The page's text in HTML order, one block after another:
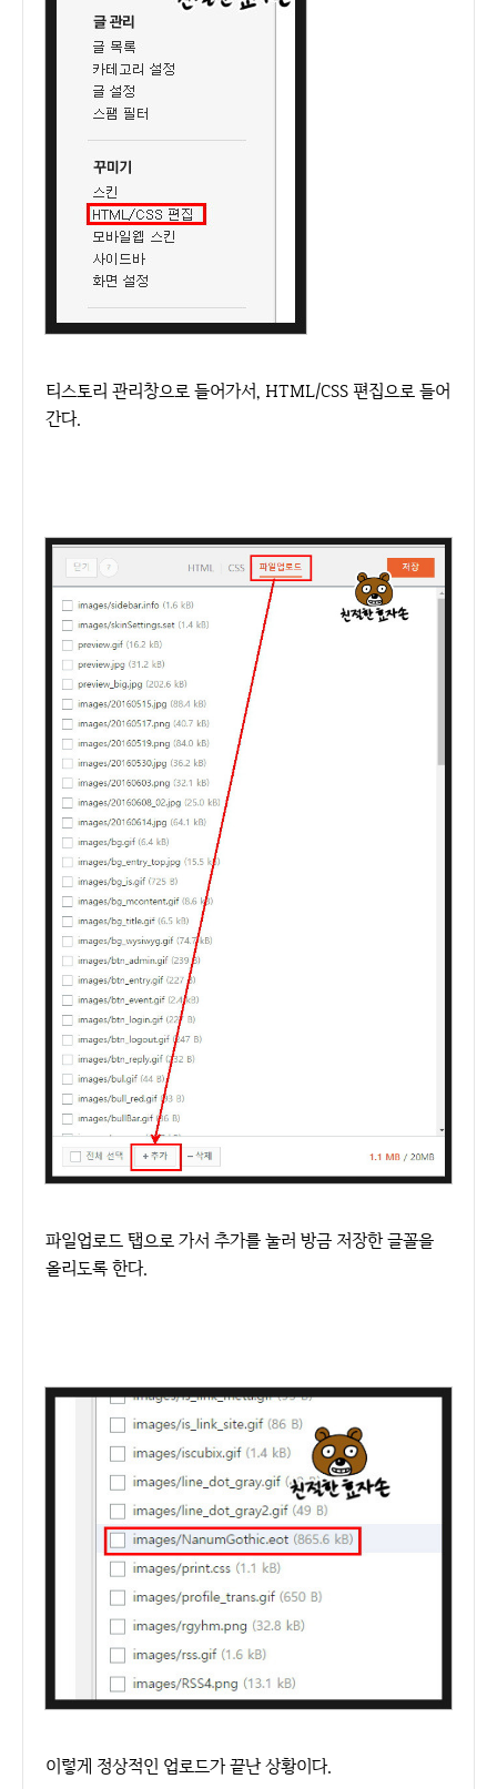
티스토리 관리창으로 들어가서, HTML/CSS 편집으로 들어
간다.
파일업로드 탭으로 가서 추가를 눌러 방금 저장한 글꼴을
올리도록 한다.
이렇게 정상적인 업로드가 끝난 상황이다.